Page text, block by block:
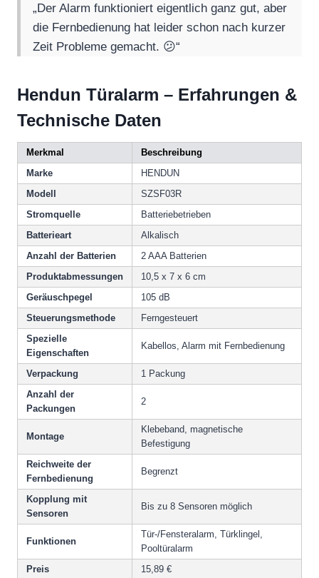
„Der Alarm funktioniert eigentlich ganz gut, aber
die Fernbedienung hat leider schon nach kurzer
Zeit Probleme gemacht. 😕“
Hendun Türalarm – Erfahrungen &
Technische Daten
Merkmal
Beschreibung
Marke
HENDUN
Modell
SZSF03R
Stromquelle
Batteriebetrieben
Batterieart
Alkalisch
Anzahl der Batterien
2 AAA Batterien
Produktabmessungen
10,5 x 7 x 6 cm
Geräuschpegel
105 dB
Steuerungsmethode
Ferngesteuert
Spezielle
Eigenschaften
Kabellos, Alarm mit Fernbedienung
Verpackung
1 Packung
Anzahl der
Packungen
2
Montage
Klebeband, magnetische
Befestigung
Reichweite der
Fernbedienung
Begrenzt
Kopplung mit
Sensoren
Bis zu 8 Sensoren möglich
Funktionen
Tür-/Fensteralarm, Türklingel,
Pooltüralarm
Preis
15,89 €